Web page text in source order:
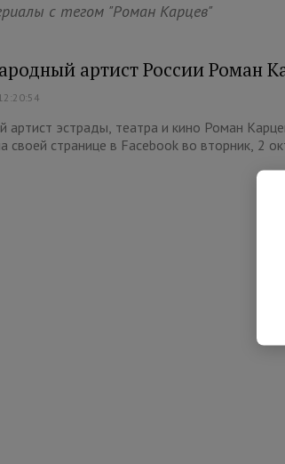
с тегом "Роман Карцев"
артист России Роман
артист эстрады, театра и кино Роман
своей странице в Facebook во вторник, 2